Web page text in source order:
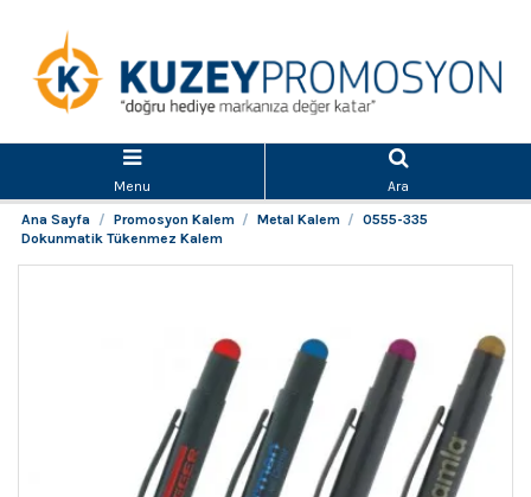
Menu
Ara
Ana Sayfa
Promosyon Kalem Metal Kalem
0555-335
Dokunmatik Tükenmez Kalem